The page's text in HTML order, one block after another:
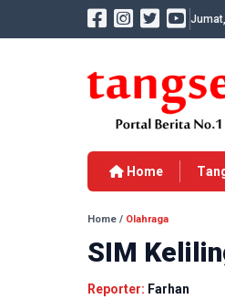
Home
Home / Olahraga
SIM
Reporter: Farhan